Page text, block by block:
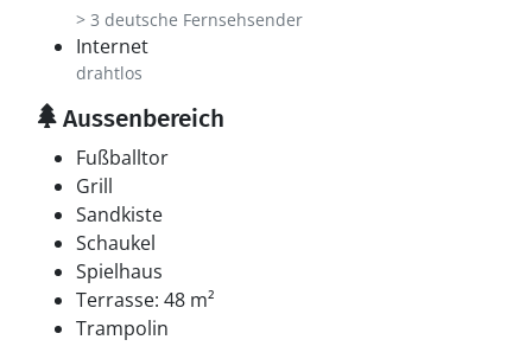
> 3 deutsche Fernsehsender
Internet
drahtlos
Aussenbereich
Fußballtor
Grill
Sandkiste
Schaukel
Spielhaus
Terrasse: 48 m²
Trampolin